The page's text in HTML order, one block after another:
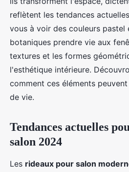
tendances 2024
jacqueline•18 mai 2024•3 min de
reflètent les tendances
vous à voir des couleurs pastel
botaniques prendre vie aux
textures et les formes
l'esthétique intérieure.
comment ces éléments
de vie.
Tendances actuelles
salon 2024
Les rideaux pour salon